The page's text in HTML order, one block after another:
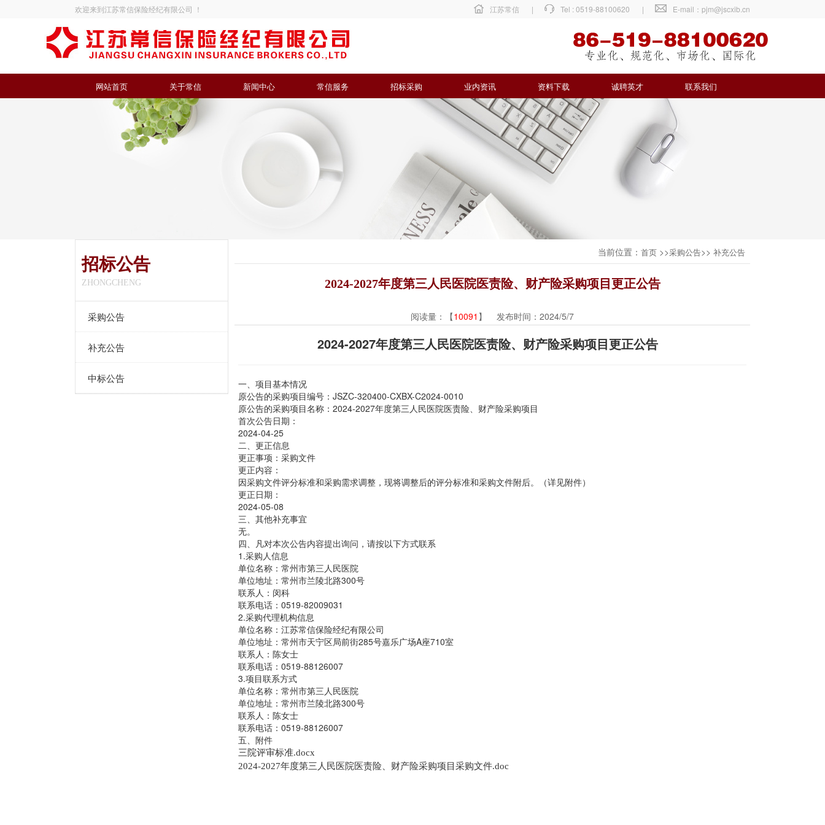
欢迎来到江苏常信保险经纪有限公司 ！ 江苏常信 | Tel : 0519-88100620 | E-mail：pjm@jscxib.cn
网站首页 关于常信 新闻中心 常信服务 招标采购 业内资讯 资料下载 诚聘英才 联系我们
招标公告
ZHONGCHENG
采购公告
补充公告
中标公告
当前位置： 首页 >>采购公告>> 补充公告
2024-2027年度第三人民医院医责险、财产险采购项目更正公告
阅读量：【10091 】 发布时间：2024/5/7
2024-2027年度第三人民医院医责险、财产险采购项目更正公告
一、项目基本情况
原公告的采购项目编号：JSZC-320400-CXBX-C2024-0010
原公告的采购项目名称：2024-2027年度第三人民医院医责险、财产险采购项目
首次公告日期：
2024-04-25
二、更正信息
更正事项：采购文件
更正内容：
因采购文件评分标准和采购需求调整，现将调整后的评分标准和采购文件附后。（详见附件）
更正日期：
2024-05-08
三、其他补充事宜
无。
四、凡对本次公告内容提出询问，请按以下方式联系
1.采购人信息
单位名称：常州市第三人民医院
单位地址：常州市兰陵北路300号
联系人：闵科
联系电话：0519-82009031
2.采购代理机构信息
单位名称：江苏常信保险经纪有限公司
单位地址：常州市天宁区局前街285号嘉乐广场A座710室
联系人：陈女士
联系电话：0519-88126007
3.项目联系方式
单位名称：常州市第三人民医院
单位地址：常州市兰陵北路300号
联系人：陈女士
联系电话：0519-88126007
五、附件
三院评审标准.docx
2024-2027年度第三人民医院医责险、财产险采购项目采购文件.doc